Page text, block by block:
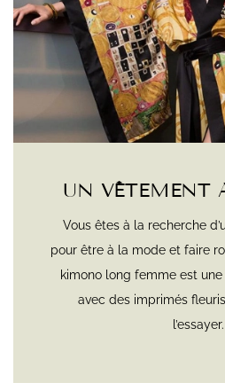
UN VÊTEMENT
Vous êtes à la recherche
pour être à la mode et faire
kimono long femme est
avec des imprimés
l’essayer.